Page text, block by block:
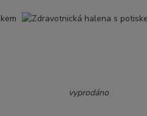
vyprodáno